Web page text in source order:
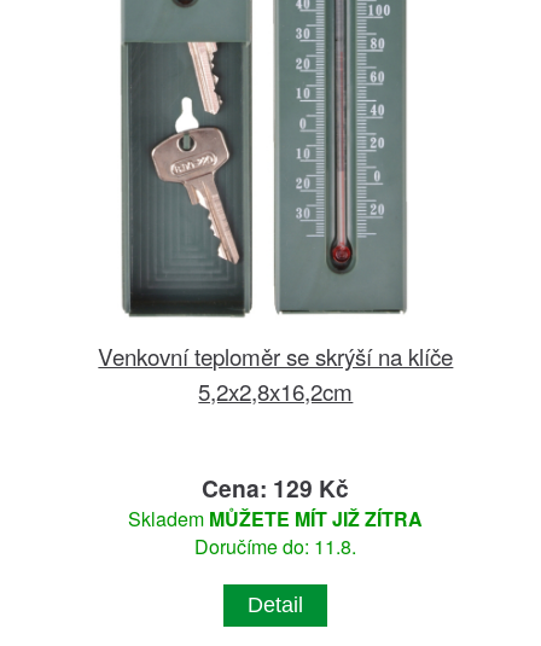
Venkovní teploměr se skrýší na klíče
5,2x2,8x16,2cm
Cena: 129 Kč
Skladem MŮŽETE MÍT JIŽ ZÍTRA
Doručíme do: 11.8.
Detail